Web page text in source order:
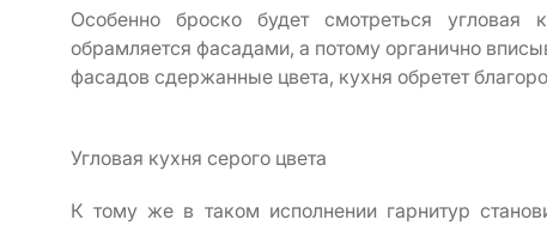
Особенно броско будет смотреться
обрамляется фасадами, а потому органично
фасадов сдержанные цвета, кухня обретет
Угловая кухня серого цвета
К тому же в таком исполнении гарнитур